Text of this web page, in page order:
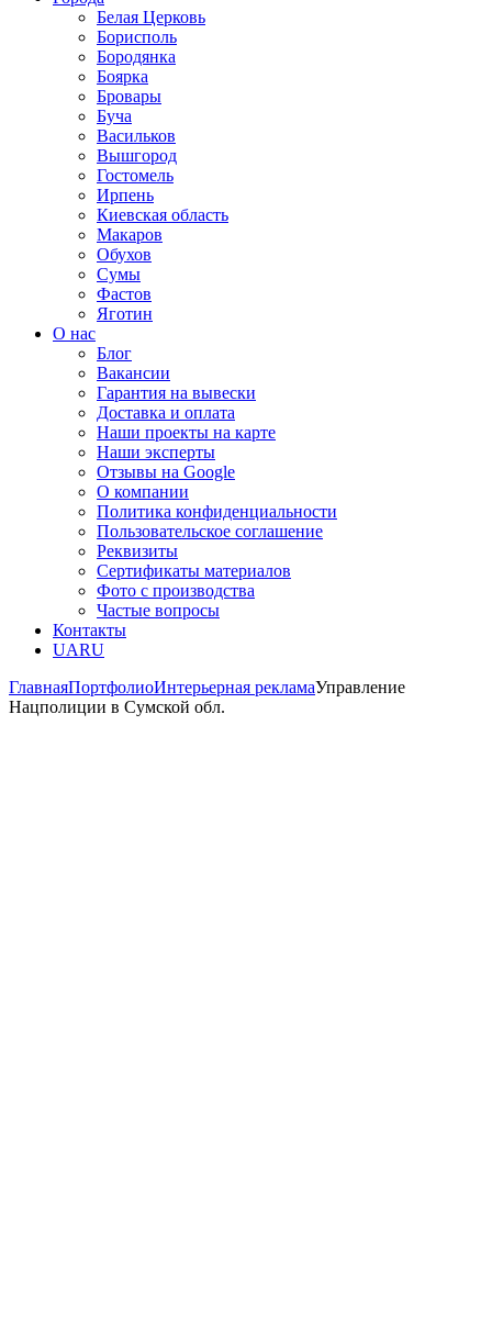
Белая Церковь
Борисполь
Бородянка
Боярка
Бровары
Буча
Васильков
Вышгород
Гостомель
Ирпень
Киевская область
Макаров
Обухов
Сумы
Фастов
Яготин
О нас
Блог
Вакансии
Гарантия на вывески
Доставка и оплата
Наши проекты на карте
Наши эксперты
Отзывы на Google
О компании
Политика конфиденциальности
Пользовательское соглашение
Реквизиты
Сертификаты материалов
Фото с производства
Частые вопросы
Контакты
UARU
ГлавнаяПортфолиоИнтерьерная рекламаУправление
Нацполиции в Сумской обл.